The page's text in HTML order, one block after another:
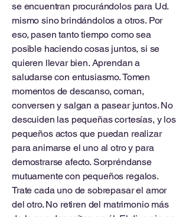
se encuentran procurándolos para Ud.
mismo sino brindándolos a otros. Por
eso, pasen tanto tiempo como sea
posible haciendo cosas juntos, si se
quieren llevar bien. Aprendan a
saludarse con entusiasmo. Tomen
momentos de descanso, coman,
conversen y salgan a pasear juntos. No
descuiden las pequeñas cortesías, y los
pequeños actos que puedan realizar
para animarse el uno al otro y para
demostrarse afecto. Sorpréndanse
mutuamente con pequeños regalos.
Trate cada uno de sobrepasar el amor
del otro. No retiren del matrimonio más